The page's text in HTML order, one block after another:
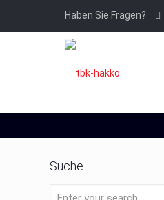
Haben Sie Fragen?
Suche